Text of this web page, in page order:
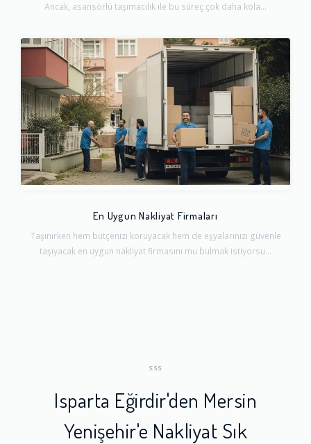
Ancak, asansörlü taşımacılık ile bu süreç çok daha kola...
En Uygun Nakliyat Firmaları
Taşınırken hem bütçenizi koruyacak hem de eşyalarınızı güvenle
taşıyacak en uygun nakliyat firmasını mu bulmak istiyorsu...
SSS
Isparta Eğirdir'den Mersin
Yenişehir'e Nakliyat Sık